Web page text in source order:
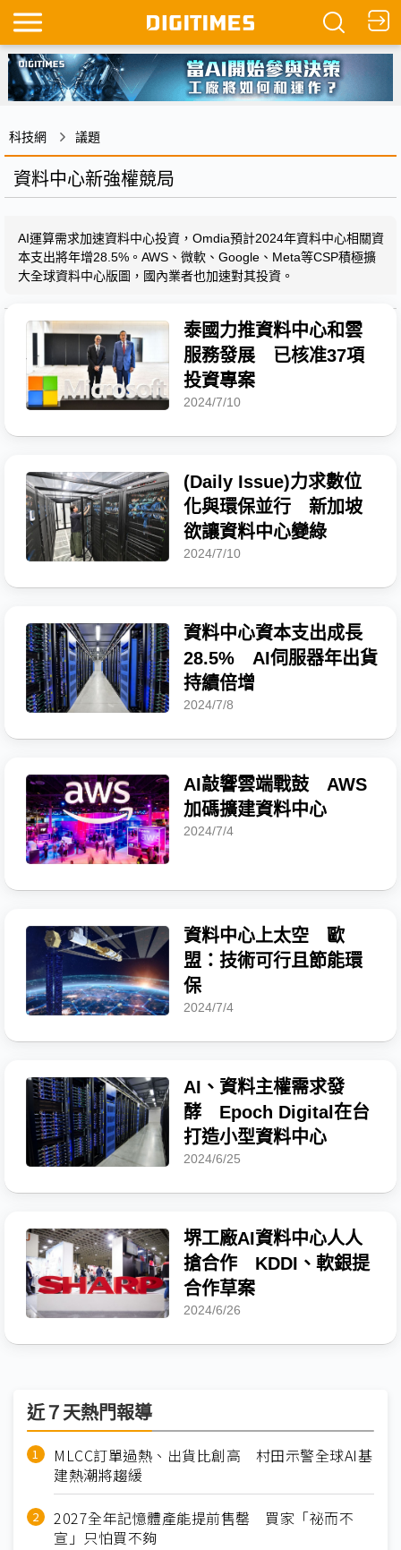
科技網 議題
資料中心新強權競局
AI運算需求加速資料中心投資，Omdia預計2024年資料中心相關資
本支出將年增28.5%。AWS、微軟、Google、Meta等CSP積極擴
大全球資料中心版圖，國內業者也加速對其投資。
泰國力推資料中心和雲
服務發展 已核准37項
投資專案
2024/7/10
(Daily Issue)力求數位
化與環保並行 新加坡
欲讓資料中心變綠
2024/7/10
資料中心資本支出成長
28.5% AI伺服器年出貨
持續倍增
2024/7/8
AI敲響雲端戰鼓 AWS
加碼擴建資料中心
2024/7/4
資料中心上太空 歐
盟：技術可行且節能環
保
2024/7/4
AI、資料主權需求發
酵 Epoch Digital在台
打造小型資料中心
2024/6/25
堺工廠AI資料中心人人
搶合作 KDDI、軟銀提
合作草案
2024/6/26
近７天熱門報導
MLCC訂單過熱、出貨比創高 村田示警全球AI基
建熱潮將趨緩
2027全年記憶體產能提前售罄 買家「祕而不
宣」只怕買不夠